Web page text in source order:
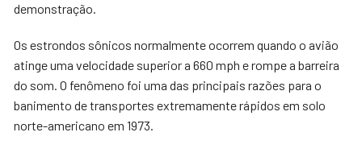
demonstração.
Os estrondos sônicos normalmente ocorrem quando o avião
atinge uma velocidade superior a 660 mph e rompe a barreira
do som. O fenômeno foi uma das principais razões para o
banimento de transportes extremamente rápidos em solo
norte-americano em 1973.